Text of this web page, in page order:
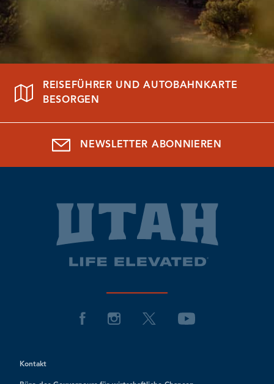
REISEFÜHRER UND AUTOBAHNKARTE
BESORGEN
NEWSLETTER ABONNIEREN
Kontakt